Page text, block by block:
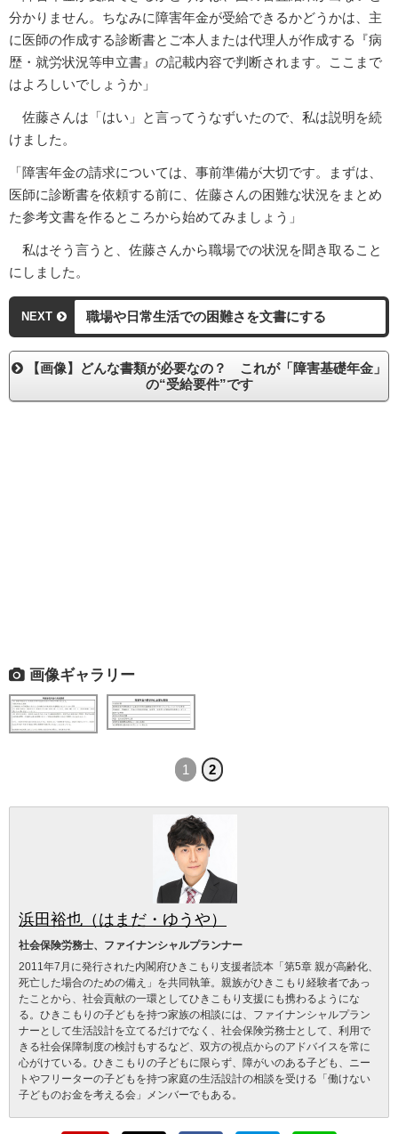
分かりません。ちなみに障害年金が受給できるかどうかは、主
に医師の作成する診断書とご本人または代理人が作成する『病
歴・就労状況等申立書』の記載内容で判断されます。ここまで
はよろしいでしょうか」
佐藤さんは「はい」と言ってうなずいたので、私は説明を続
けました。
「障害年金の請求については、事前準備が大切です。まずは、
医師に診断書を依頼する前に、佐藤さんの困難な状況をまとめ
た参考文書を作るところから始めてみましょう」
私はそう言うと、佐藤さんから職場での状況を聞き取ること
にしました。
NEXT 職場や日常生活での困難さを文書にする
【画像】どんな書類が必要なの？ これが「障害基礎年金」
の“受給要件”です
画像ギャラリー
1 2
浜田裕也（はまだ・ゆうや）
社会保険労務士、ファイナンシャルプランナー
2011年7月に発行された内閣府ひきこもり支援者読本「第5章 親が高齢化、
死亡した場合のための備え」を共同執筆。親族がひきこもり経験者であっ
たことから、社会貢献の一環としてひきこもり支援にも携わるようにな
る。ひきこもりの子どもを持つ家族の相談には、ファイナンシャルプラン
ナーとして生活設計を立てるだけでなく、社会保険労務士として、利用で
きる社会保障制度の検討もするなど、双方の視点からのアドバイスを常に
心がけている。ひきこもりの子どもに限らず、障がいのある子ども、ニー
トやフリーターの子どもを持つ家庭の生活設計の相談を受ける「働けない
子どものお金を考える会」メンバーでもある。